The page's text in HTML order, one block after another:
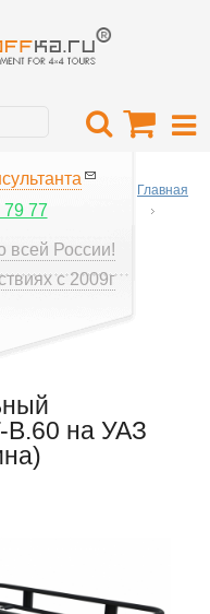
79 77
всей России!
с 2009г
Главная
B.60 на УАЗ